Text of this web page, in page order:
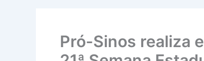
Pró-Sinos realiza